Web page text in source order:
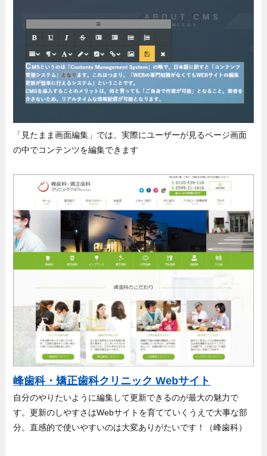
「見たまま画面編集」では、実際にユーザーが見るページ画面
の中でコンテンツを編集できます
峰歯科・矯正歯科クリニック Webサイト
自分のやりたいように編集して更新できるのが最大の魅力で
す。更新のしやすさはWebサイトを育てていくうえで大事な部
分。直感的で使いやすいのは大変ありがたいです！（峰歯科）